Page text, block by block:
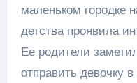
маленьком городке
детства проявила
Ее родители
отправить девочку